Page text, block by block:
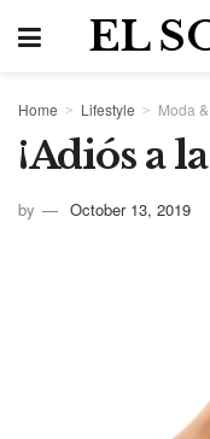
EL
Home Lifestyle Moda
¡Adiós a
by October 13, 2019